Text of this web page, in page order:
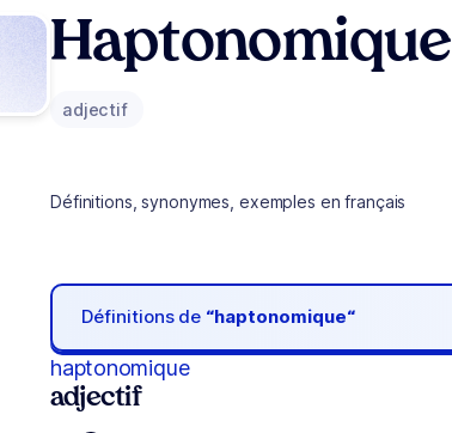
Haptonomique
adjectif
Définitions, synonymes, exemples en français
Définitions de “haptonomique“
haptonomique
adjectif